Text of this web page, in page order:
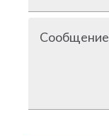
Сообщение